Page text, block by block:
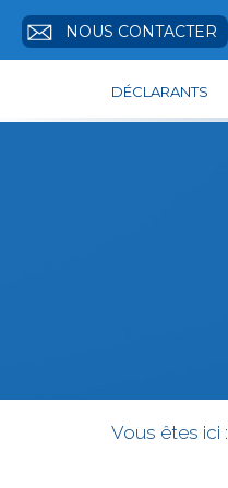
NOUS CONTACTER
DÉCLARANTS
Vous êtes ici :